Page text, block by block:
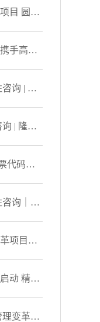
理升级
目 圆满
手高胜
询 | 隆
师大
| 隆重
启动大
代码：
｜正式
询｜正
项目人
动 精益
理变革&